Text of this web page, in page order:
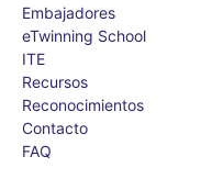
Embajadores
eTwinning School
ITE
Recursos
Reconocimientos
Contacto
FAQ